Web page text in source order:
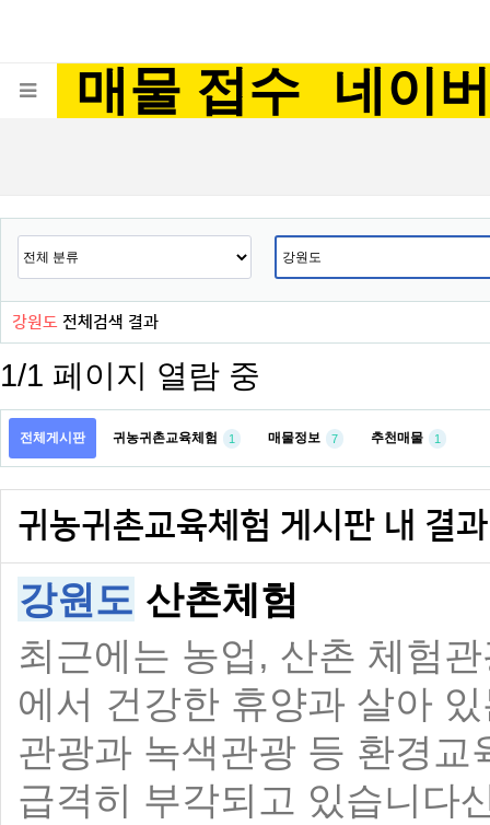
매물 접수 네이
강원도 전체검색 결과
1/1 페이지 열람 중
전체게시판 귀농귀촌교육체험 1 매물정보 7 추천매물 1
귀농귀촌교육체험 게시판 내 결과
강원도 산촌체험
최근에는 농업, 산촌 체험
에서 건강한 휴양과 살아
관광과 녹색관광 등 환경
급격히 부각되고 있습니다